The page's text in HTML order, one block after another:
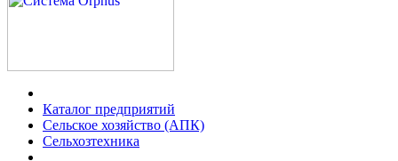
Каталог предприятий
Сельское хозяйство (АПК)
Сельхозтехника